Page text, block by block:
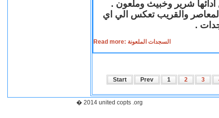
ادائها شرير وخبيث وملعون .
المعاصر والقريب تعكس الي اي
.
Read more: السجدات الملعونة
Start Prev 1 2 3
� 2014 united copts .org